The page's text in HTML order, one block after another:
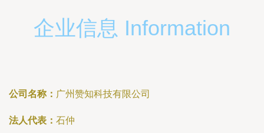
企业信息 Information
公司名称： 广州赞知科技有限公司
法人代表： 石仲